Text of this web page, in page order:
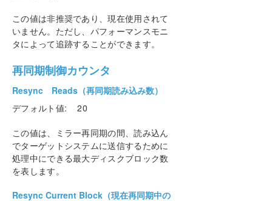
この値は非推奨であり、現在使用されて
いません。ただし、パフォーマンスモニ
タによって追跡することができます。
再同期制御カウンタ
Resync Reads（再同期読み込み数）
デフォルト値: 20
この値は、ミラー再同期の間、読み込ん
でターゲットシステムに送信するために
処理中にできる最大ディスクブロック数
を表します。
Resync Current Block（現在再同期中の